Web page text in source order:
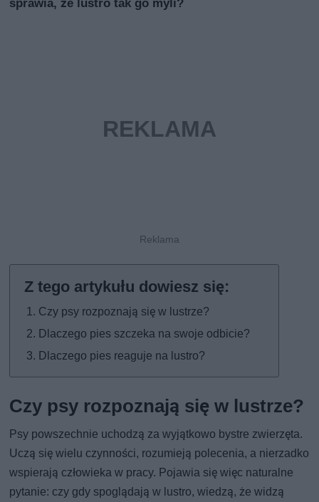
sprawia, że lustro tak go myli?
Czy psy rozpoznają się w lustrze?
Dlaczego pies szczeka na swoje odbicie?
Dlaczego pies reaguje na lustro?
Czy psy rozpoznają się w lustrze?
Psy powszechnie uchodzą za wyjątkowo bystre zwierzęta.
Uczą się wielu czynności, rozumieją polecenia, a nierzadko
wspierają człowieka w pracy. Pojawia się więc naturalne
pytanie: czy gdy spoglądają w lustro, wiedzą, że widzą